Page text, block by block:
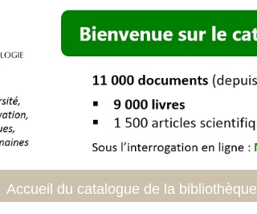
Accueil du catalogue de la bibliothèque